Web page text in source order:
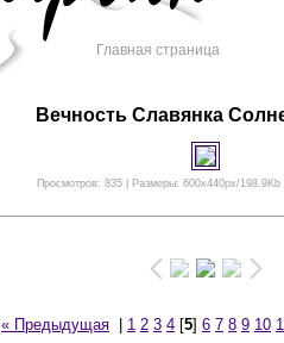
Главная страница
Вечность Славянка
Просмотров: 835 | Размеры: 600x440px/198.9Kb
« Предыдущая 1 2 3 4 [5] 6 7 8 9 10